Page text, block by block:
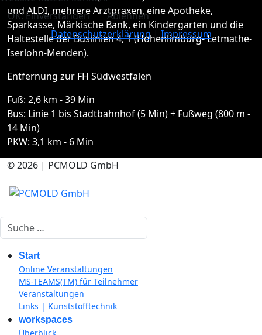
und ALDI, mehrere Arztpraxen, eine Apotheke,
Sparkasse, Märkische Bank, ein Kindergarten und die
Haltestelle der Buslinien 4, 1 (Hohenlimburg- Letmathe-
Iserlohn-Menden).
Entfernung zur FH Südwestfalen
Fuß: 2,6 km - 39 Min
Bus: Linie 1 bis Stadtbahnhof (5 Min) + Fußweg (800 m -
14 Min)
PKW: 3,1 km - 6 Min
© 2026 | PCMOLD GmbH
Suchen
Start
Online Veranstaltungen
MS-TEAMS(TM) für Teilnehmer
Veranstaltungen
Links | Kunststofftechnik
workspaces
OK: Einverstanden
Ablehnen
Datenschutzerklärung|Impressum